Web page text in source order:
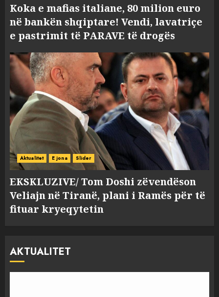
Koka e mafias italiane, 80 milion euro
në bankën shqiptare! Vendi, lavatriçe
e pastrimit të PARAVE të drogës
Aktualitet E jona Slider
EKSKLUZIVE/ Tom Doshi zëvendëson
Veliajn në Tiranë, plani i Ramës për të
fituar kryeqytetin
AKTUALITET